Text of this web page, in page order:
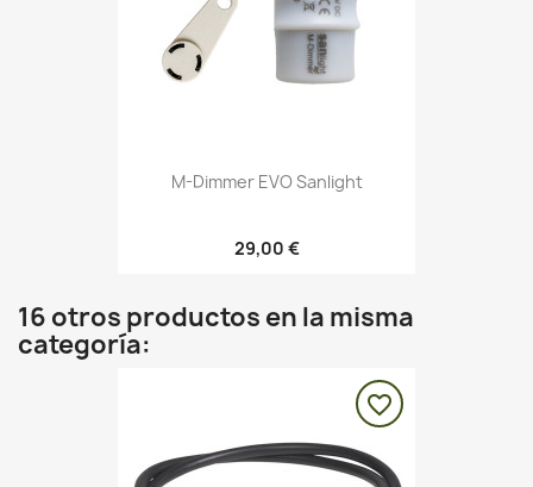
M-Dimmer EVO Sanlight
29,00 €
16 otros productos en la misma
categoría:
favorite_border